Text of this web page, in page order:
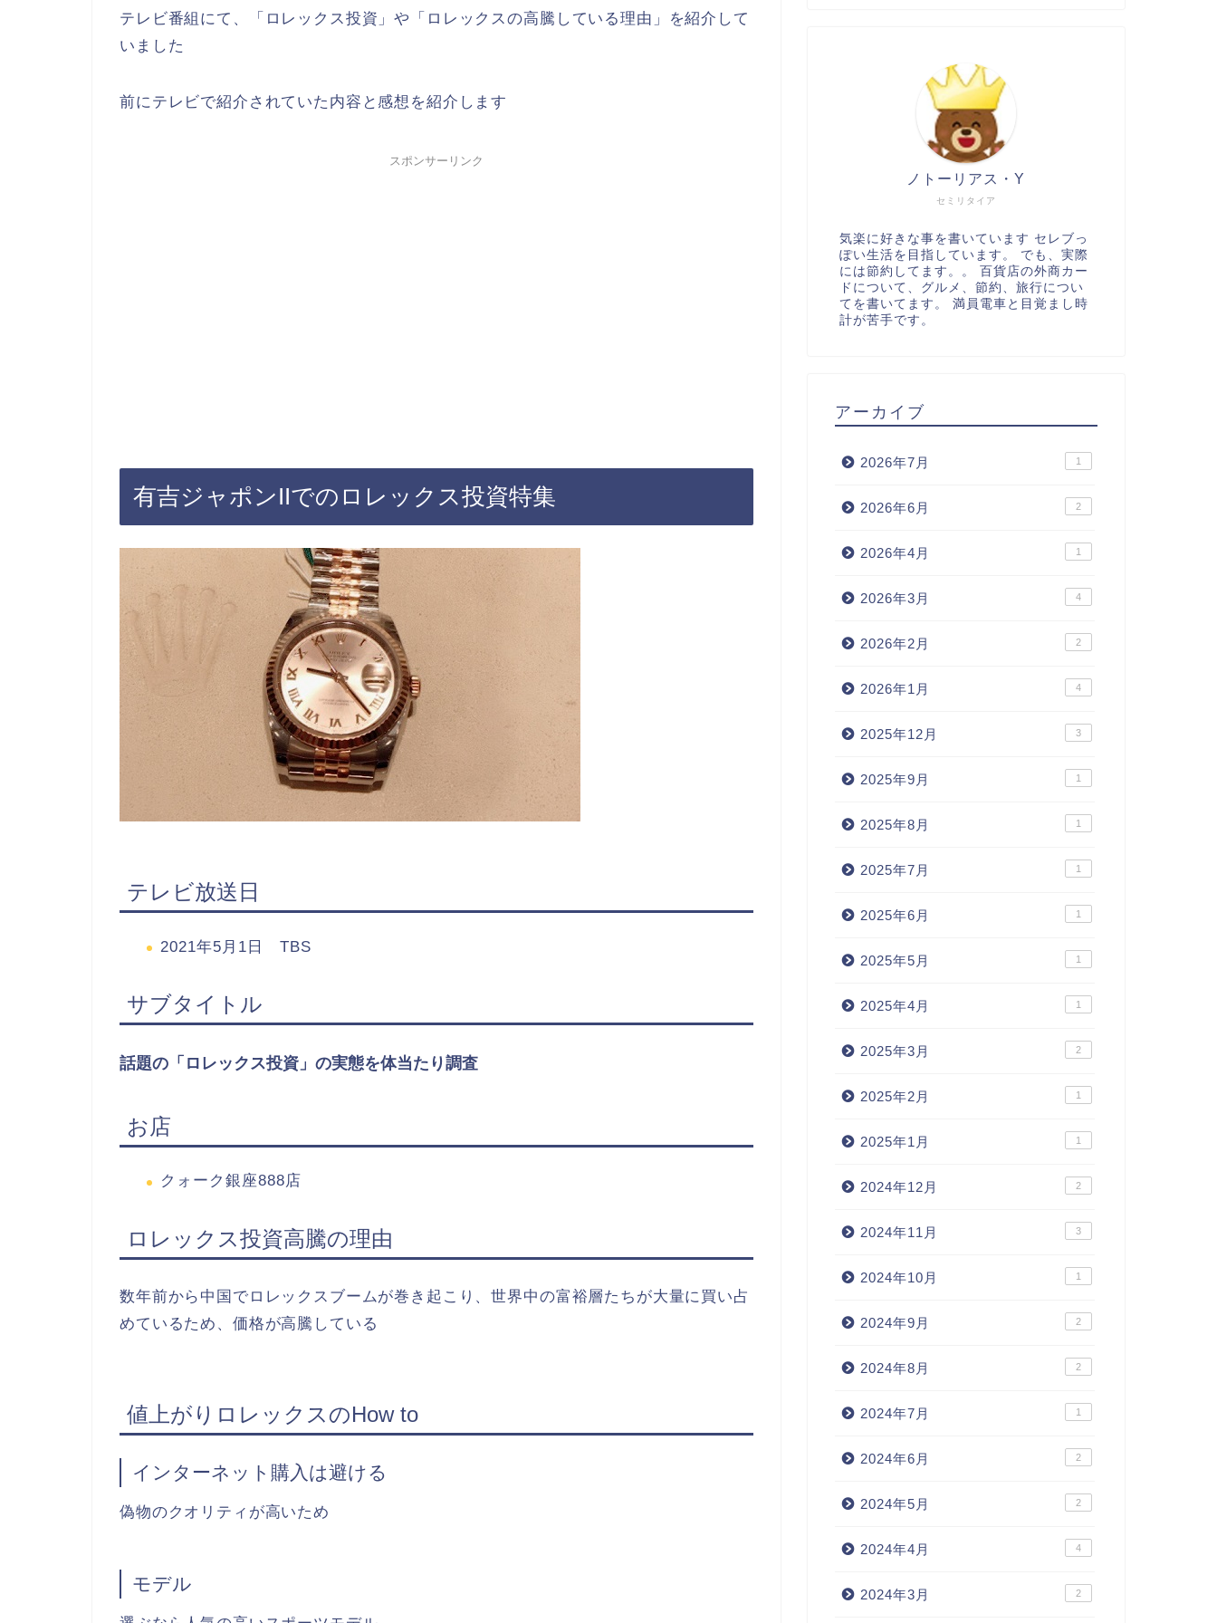
テレビ番組にて、「ロレックス投資」や「ロレックスの高騰している理由」を紹介して
いました
前にテレビで紹介されていた内容と感想を紹介します
スポンサーリンク
有吉ジャポンIIでのロレックス投資特集
テレビ放送日
2021年5月1日 TBS
サブタイトル
話題の「ロレックス投資」の実態を体当たり調査
お店
クォーク銀座888店
ロレックス投資高騰の理由
数年前から中国でロレックスブームが巻き起こり、世界中の富裕層たちが大量に買い占
めているため、価格が高騰している
値上がりロレックスのHow to
インターネット購入は避ける
偽物のクオリティが高いため
モデル
セミリタイア
ノトーリアス・Y
気楽に好きな事を書いています セレブっ
ぽい生活を目指しています。 でも、実際
には節約してます。。 百貨店の外商カー
ドについて、グルメ、節約、旅行につい
てを書いてます。 満員電車と目覚まし時
計が苦手です。
アーカイブ
2026年7月 1
2026年6月 2
2026年4月 1
2026年3月 4
2026年2月 2
2026年1月 4
2025年12月 3
2025年9月 1
2025年8月 1
2025年7月 1
2025年6月 1
2025年5月 1
2025年4月 1
2025年3月 2
2025年2月 1
2025年1月 1
2024年12月 2
2024年11月 3
2024年10月 1
2024年9月 2
2024年8月 2
2024年7月 1
2024年6月 2
2024年5月 2
2024年4月 4
2024年3月 2